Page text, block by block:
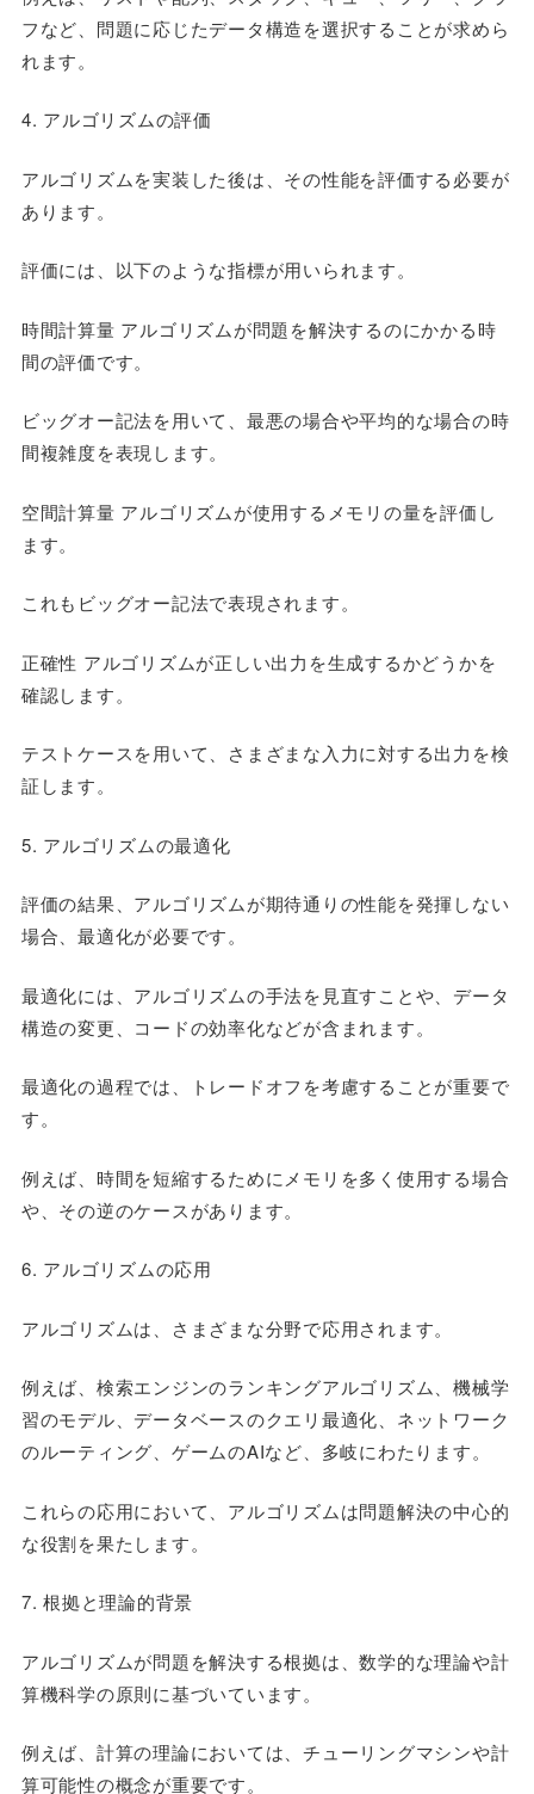
フなど、問題に応じたデータ構造を選択することが求めら
れます。
4. アルゴリズムの評価
アルゴリズムを実装した後は、その性能を評価する必要が
あります。
評価には、以下のような指標が用いられます。
時間計算量 アルゴリズムが問題を解決するのにかかる時
間の評価です。
ビッグオー記法を用いて、最悪の場合や平均的な場合の時
間複雑度を表現します。
空間計算量 アルゴリズムが使用するメモリの量を評価し
ます。
これもビッグオー記法で表現されます。
正確性 アルゴリズムが正しい出力を生成するかどうかを
確認します。
テストケースを用いて、さまざまな入力に対する出力を検
証します。
5. アルゴリズムの最適化
評価の結果、アルゴリズムが期待通りの性能を発揮しない
場合、最適化が必要です。
最適化には、アルゴリズムの手法を見直すことや、データ
構造の変更、コードの効率化などが含まれます。
最適化の過程では、トレードオフを考慮することが重要で
す。
例えば、時間を短縮するためにメモリを多く使用する場合
や、その逆のケースがあります。
6. アルゴリズムの応用
アルゴリズムは、さまざまな分野で応用されます。
例えば、検索エンジンのランキングアルゴリズム、機械学
習のモデル、データベースのクエリ最適化、ネットワーク
のルーティング、ゲームのAIなど、多岐にわたります。
これらの応用において、アルゴリズムは問題解決の中心的
な役割を果たします。
7. 根拠と理論的背景
アルゴリズムが問題を解決する根拠は、数学的な理論や計
算機科学の原則に基づいています。
例えば、計算の理論においては、チューリングマシンや計
算可能性の概念が重要です。